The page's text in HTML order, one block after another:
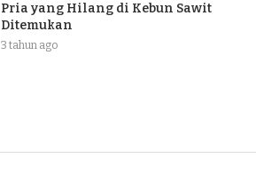
Pria yang Hilang di Kebun Sawit
Ditemukan
3 tahun ago